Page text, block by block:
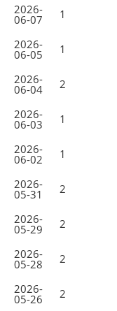
2026-
06-07 1
2026-
06-05 1
2026-
06-04 2
2026-
06-03 1
2026-
06-02 1
2026-
05-31 2
2026-
05-29 2
2026-
05-28 2
2026-
05-26 2